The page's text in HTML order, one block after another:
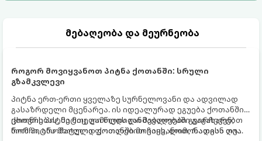
მებაღეობა და მეურნეობა
როგორ მოვიყვანოთ პიტნა ქოთანში: სრული
გზამკვლევი
პიტნა ერთ-ერთი ყველაზე სურნელოვანი და ადვილად
გასაზრდელი მცენარეა. ის იდეალურად ეგუება ქოთანში
ცხოვრებას, მეტიც, გამოცდილი მებაღეები გვირჩევენ,
რომ პიტნა მხოლოდ ქოთანში მოვიყვანოთ, რადგან ღია
ქოთნის პიტნა მთელი წლის განმავლობაში გაგახარებთ
ნორჩი, არომატული ფოთლებით ჩაის, ლიმონათისა თუ